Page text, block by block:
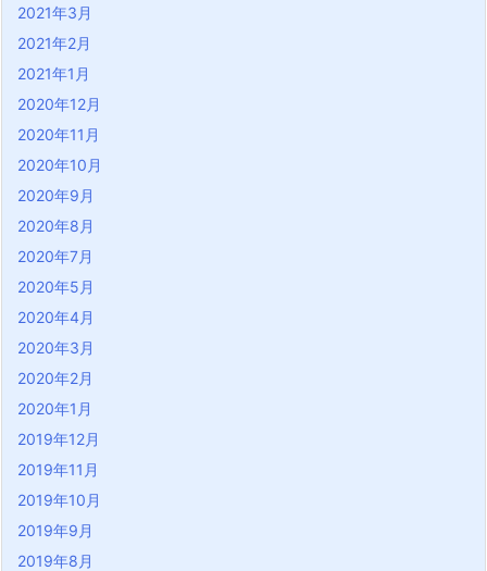
2021年3月
2021年2月
2021年1月
2020年12月
2020年11月
2020年10月
2020年9月
2020年8月
2020年7月
2020年5月
2020年4月
2020年3月
2020年2月
2020年1月
2019年12月
2019年11月
2019年10月
2019年9月
2019年8月